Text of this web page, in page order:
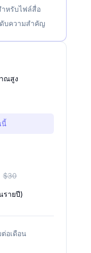
ำหรับไฟล์สื่อ
บความสำคัญ
ณสูง
นี้
$30
รายปี)
อเดือน